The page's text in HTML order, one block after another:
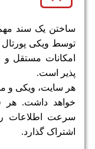
ساختن یک سند
توسط ویکی
امکانات مستقل
پذیر است.
هر سایت، ویکی و
خواهد داشت. هر
سرعت اطلاعات
اشتراک گذارد.